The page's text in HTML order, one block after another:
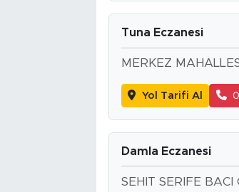
Tuna Eczanesi
MERKEZ
Yol Tarifi Al
Damla Eczanesi
SEHIT SERIFE BACI